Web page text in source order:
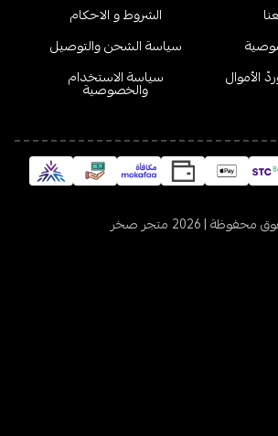
الشروط و الاحكام
سياسة الشحن والتوصيل
الأموال
سياسة الاستخدام
والخصوصية
محفوظة | 2026 متجر صخر